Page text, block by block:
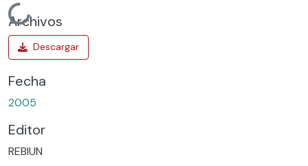
Cargando...
Archivos
Fecha
2005
Editor
REBIUN